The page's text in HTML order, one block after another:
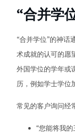
“合并学
“合并学位”的神话
术成就的认可的愿
外国学位的学年或
历，例如学士学位
常见的客户询问经
“您能将我